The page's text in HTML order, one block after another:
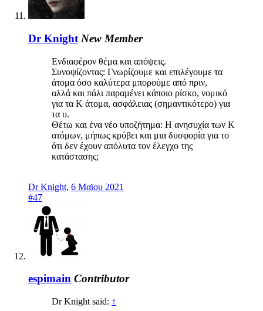
Dr Knight New Member
Ενδιαφέρον θέμα και απόψεις.
Συνοψίζοντας: Γνωρίζουμε και επιλέγουμε τα
άτομα όσο καλύτερα μπορούμε από πριν,
αλλά και πάλι παραμένει κάποιο ρίσκο, νομικό
για τα Κ άτομα, ασφάλειας (σημαντικότερο) για
τα υ.
Θέτω και ένα νέο υποζήτημα: Η ανησυχία των Κ
ατόμων, μήπως κρύβει και μια δυσφορία για το
ότι δεν έχουν απόλυτα τον έλεγχο της
κατάστασης;
Dr Knight, 6 Μαϊου 2021
#47
espimain Contributor
Dr Knight said: ↑